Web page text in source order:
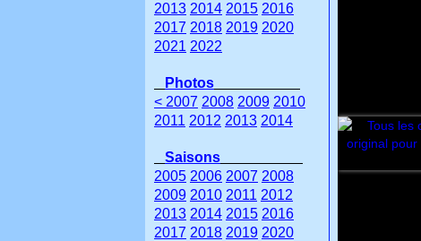
2013 2014 2015 2016
2017 2018 2019 2020
2021 2022
Photos
< 2007 2008 2009 2010
2011 2012 2013 2014
Saisons
2005 2006 2007 2008
2009 2010 2011 2012
2013 2014 2015 2016
2017 2018 2019 2020